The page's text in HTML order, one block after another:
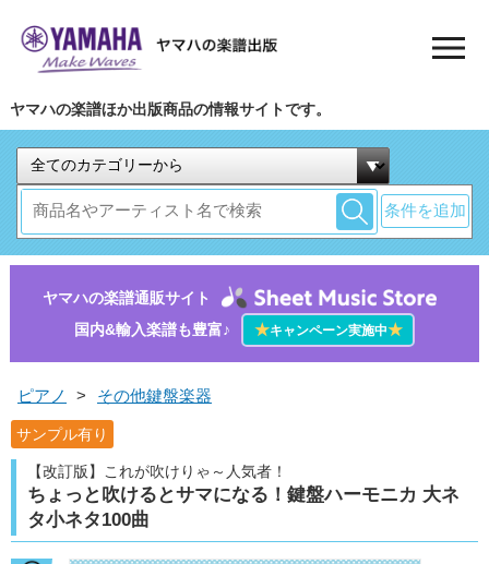
ヤマハの楽譜ほか出版商品の情報サイトです。
条件を追加
ヤマハの楽譜通販サイト
国内&輸入楽譜も豊富♪
★キャンペーン実施中★
ピアノ > その他鍵盤楽器
サンプル有り
【改訂版】これが吹けりゃ～人気者！
ちょっと吹けるとサマになる！鍵盤ハーモニカ 大ネ
タ小ネタ100曲